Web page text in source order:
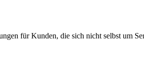
für Kunden, die sich nicht selbst um